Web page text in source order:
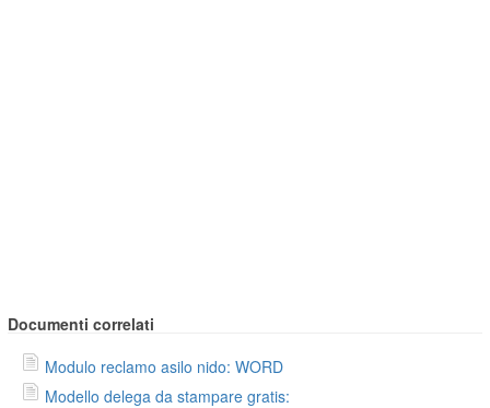
Documenti correlati
Modulo reclamo asilo nido: WORD
Modello delega da stampare gratis: